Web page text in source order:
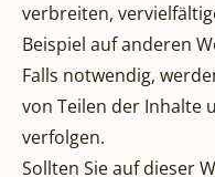
verbreiten,
Beispiel auf anderen
Falls notwendig,
von Teilen der Inhalte
verfolgen.
Sollten Sie auf dieser